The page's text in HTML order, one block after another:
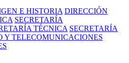
E HISTORIA DIRECCIÓN
SECRETARÍA
TÉCNICA SECRETARÍA
Y TELECOMUNICACIONES